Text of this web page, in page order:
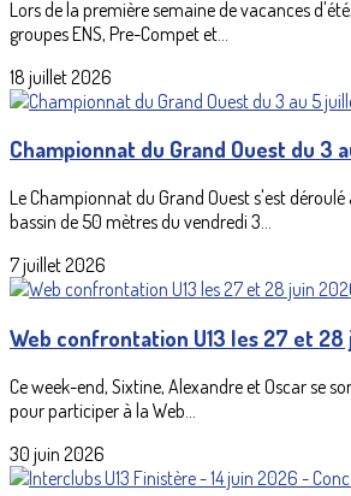
Lors de la première semaine de vacances
groupes ENS, Pre-Compet et...
18 juillet 2026
Championnat du Grand Ouest du 3
Le Championnat du Grand Ouest s'est déroulé
bassin de 50 mètres du vendredi 3...
7 juillet 2026
Web confrontation U13 les 27 et
Ce week-end, Sixtine, Alexandre et Oscar se
pour participer à la Web...
30 juin 2026